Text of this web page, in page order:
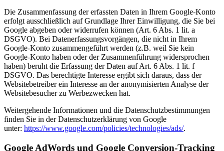
Die Zusammenfassung der erfassten Daten in Ihrem Google-Konto
erfolgt ausschließlich auf Grundlage Ihrer Einwilligung, die Sie bei
Google abgeben oder widerrufen können (Art. 6 Abs. 1 lit. a
DSGVO). Bei Datenerfassungsvorgängen, die nicht in Ihrem
Google-Konto zusammengeführt werden (z.B. weil Sie kein
Google-Konto haben oder der Zusammenführung widersprochen
haben) beruht die Erfassung der Daten auf Art. 6 Abs. 1 lit. f
DSGVO. Das berechtigte Interesse ergibt sich daraus, dass der
Websitebetreiber ein Interesse an der anonymisierten Analyse der
Websitebesucher zu Werbezwecken hat.
Weitergehende Informationen und die Datenschutzbestimmungen
finden Sie in der Datenschutzerklärung von Google
unter: https://www.google.com/policies/technologies/ads/.
Google AdWords und Google Conversion-Tracking